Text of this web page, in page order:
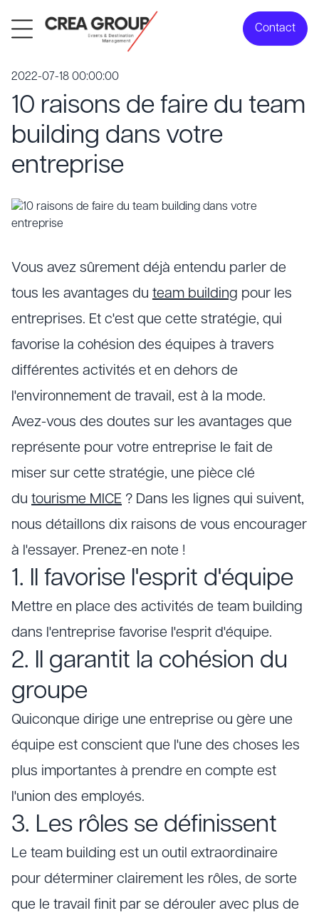
Contact
2022-07-18 00:00:00
10 raisons de faire du team
building dans votre
entreprise
Vous avez sûrement déjà entendu parler de
tous les avantages du team building pour les
entreprises. Et c'est que cette stratégie, qui
favorise la cohésion des équipes à travers
différentes activités et en dehors de
l'environnement de travail, est à la mode.
Avez-vous des doutes sur les avantages que
représente pour votre entreprise le fait de
miser sur cette stratégie, une pièce clé
du tourisme MICE ? Dans les lignes qui suivent,
nous détaillons dix raisons de vous encourager
à l'essayer. Prenez-en note !
1. Il favorise l'esprit d'équipe
Mettre en place des activités de team building
dans l'entreprise favorise l'esprit d'équipe.
2. Il garantit la cohésion du
groupe
Quiconque dirige une entreprise ou gère une
équipe est conscient que l'une des choses les
plus importantes à prendre en compte est
l'union des employés.
3. Les rôles se définissent
Le team building est un outil extraordinaire
pour déterminer clairement les rôles, de sorte
que le travail finit par se dérouler avec plus de